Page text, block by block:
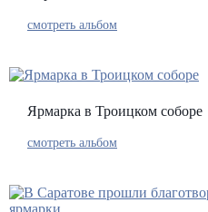
смотреть альбом
Ярмарка в Троицком соборе
смотреть альбом